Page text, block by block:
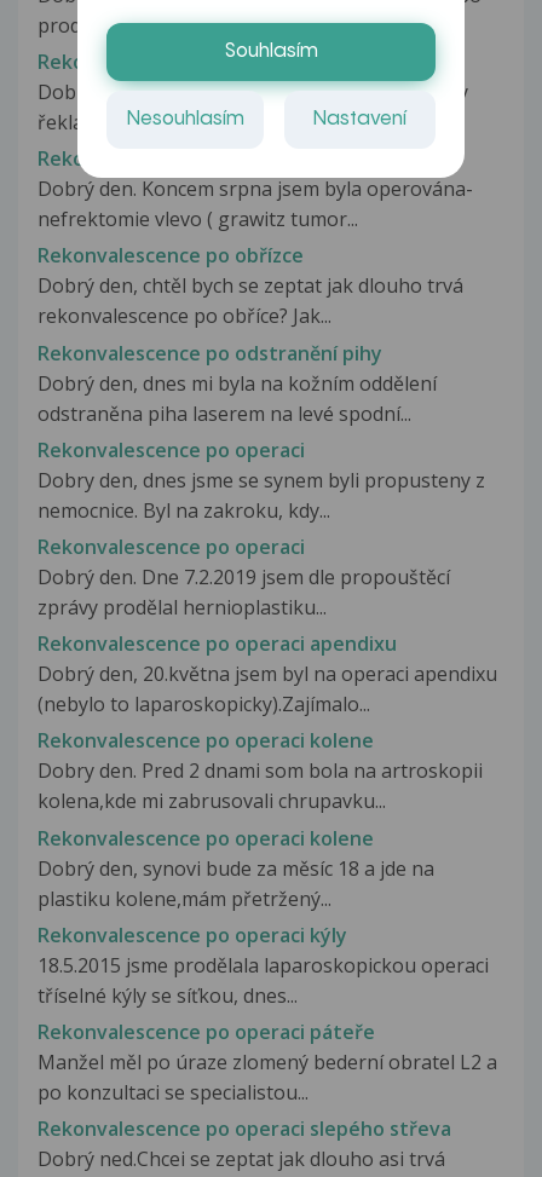
prodělané mononukleóze. Koncem...
Rekonvalescence po nachlazení
Dobrý den. Už se léčim asi 2 týdny, doktorka my
řekla že mám zánět nosohltanu...
Rekonvalescence po nefrektomii
Dobrý den. Koncem srpna jsem byla operována-
nefrektomie vlevo ( grawitz tumor...
Rekonvalescence po obřízce
Dobrý den, chtěl bych se zeptat jak dlouho trvá
rekonvalescence po obříce? Jak...
Rekonvalescence po odstranění pihy
Dobrý den, dnes mi byla na kožním oddělení
odstraněna piha laserem na levé spodní...
Rekonvalescence po operaci
Dobry den, dnes jsme se synem byli propusteny z
nemocnice. Byl na zakroku, kdy...
Rekonvalescence po operaci
Dobrý den. Dne 7.2.2019 jsem dle propouštěcí
zprávy prodělal hernioplastiku...
Rekonvalescence po operaci apendixu
Dobrý den, 20.května jsem byl na operaci apendixu
(nebylo to laparoskopicky).Zajímalo...
Rekonvalescence po operaci kolene
Dobry den. Pred 2 dnami som bola na artroskopii
kolena,kde mi zabrusovali chrupavku...
Rekonvalescence po operaci kolene
Dobrý den, synovi bude za měsíc 18 a jde na
plastiku kolene,mám přetržený...
Rekonvalescence po operaci kýly
18.5.2015 jsme prodělala laparoskopickou operaci
tříselné kýly se síťkou, dnes...
Rekonvalescence po operaci páteře
Manžel měl po úraze zlomený bederní obratel L2 a
po konzultaci se specialistou...
Rekonvalescence po operaci slepého střeva
Dobrý ned.Chcei se zeptat jak dlouho asi trvá
Souhlasím
Nesouhlasím Nastavení